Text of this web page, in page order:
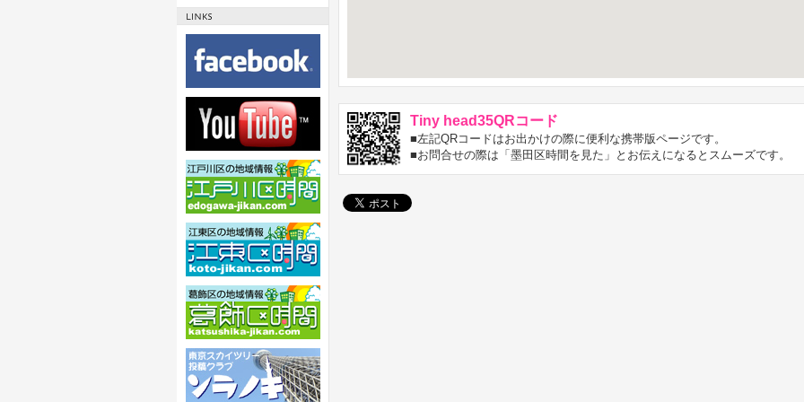
Tiny head35QRコード
■左記QRコードはお出かけの際に便利な携帯版ページです。
■お問合せの際は「墨田区時間を見た」とお伝えになるとスムーズです。